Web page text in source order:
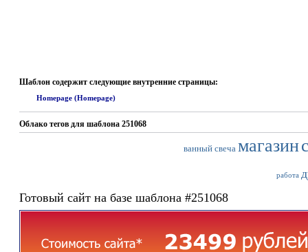
Шаблон содержит следующие внутренние страницы:
Homepage (Homepage)
Облако тегов для шаблона 251068
ванный свеча магазин
работа
Готовый сайт на базе шаблона #251068